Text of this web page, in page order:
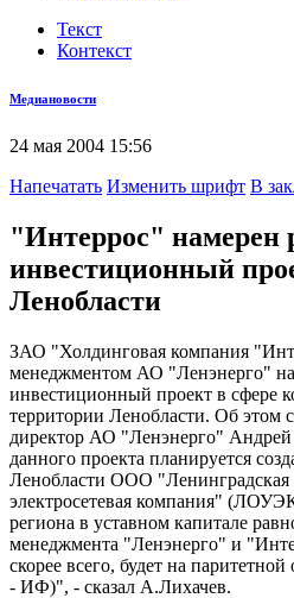
Текст
Контекст
Медиановости
24 мая 2004 15:56
Напечатать Изменить шрифт В
"Интеррос" намерен
инвестиционный
Ленобласти
ЗАО "Холдинговая компания
менеджментом АО "Ленэнерго"
инвестиционный проект в сфере
территории Ленобласти. Об этом
директор АО "Ленэнерго" Андрей
данного проекта планируется
Ленобласти ООО "Ленинградская
электросетевая компания"
региона в уставном капитале
менеджмента "Ленэнерго" и
скорее всего, будет на
- ИФ)", - сказал А.Лихачев.